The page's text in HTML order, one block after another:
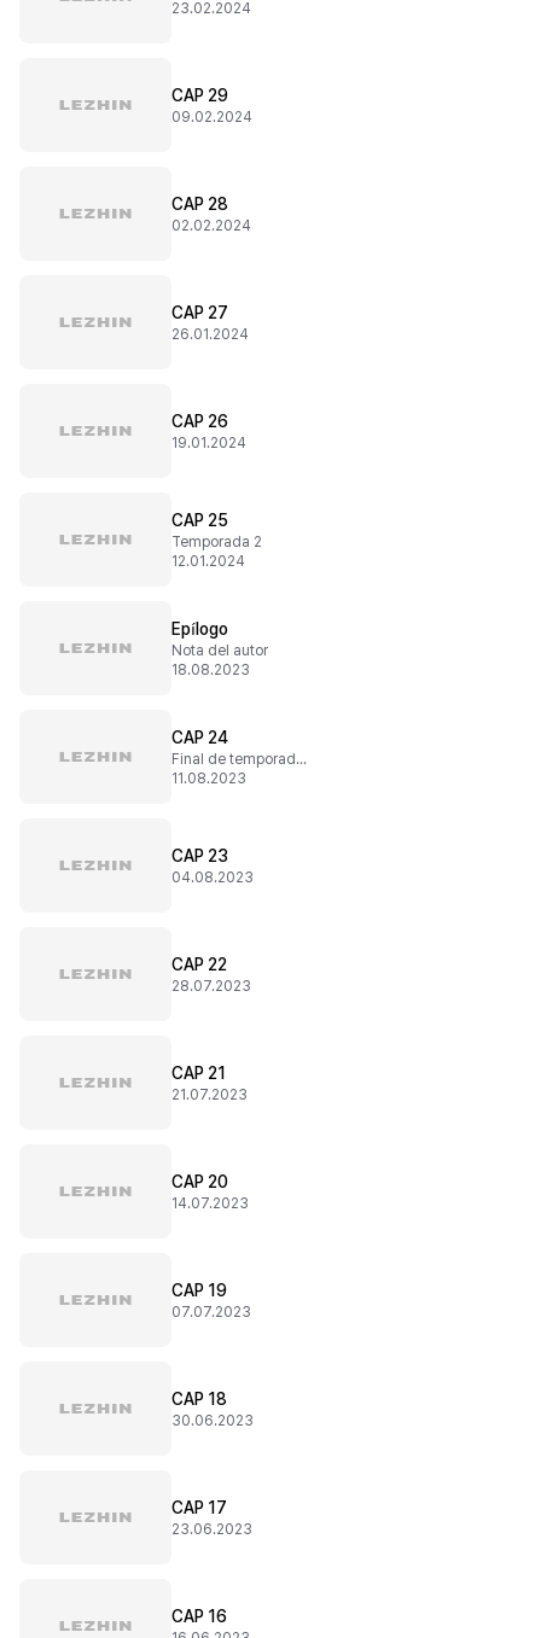
23.02.2024
CAP 29
09.02.2024
CAP 28
02.02.2024
CAP 27
26.01.2024
CAP 26
19.01.2024
CAP 25
Temporada 2
12.01.2024
Epílogo
Nota del autor
18.08.2023
CAP 24
Final de temporada 1
11.08.2023
CAP 23
04.08.2023
CAP 22
28.07.2023
CAP 21
21.07.2023
CAP 20
14.07.2023
CAP 19
07.07.2023
CAP 18
30.06.2023
CAP 17
23.06.2023
CAP 16